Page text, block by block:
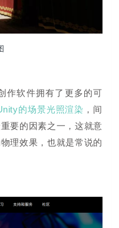
作软件拥有了更多的可
的场景光照渲染 ，间
要的因素之一，这就意
理效果，也就是常说的